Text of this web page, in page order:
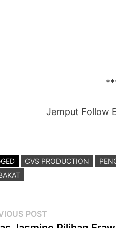
Jemput Follow
CVS PRODUCTION
POST